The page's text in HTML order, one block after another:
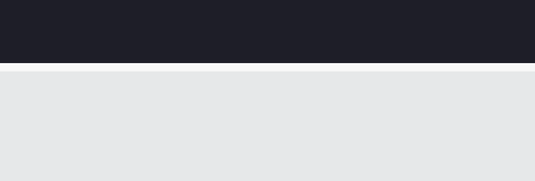
현재 장바구니가 비어있습니다